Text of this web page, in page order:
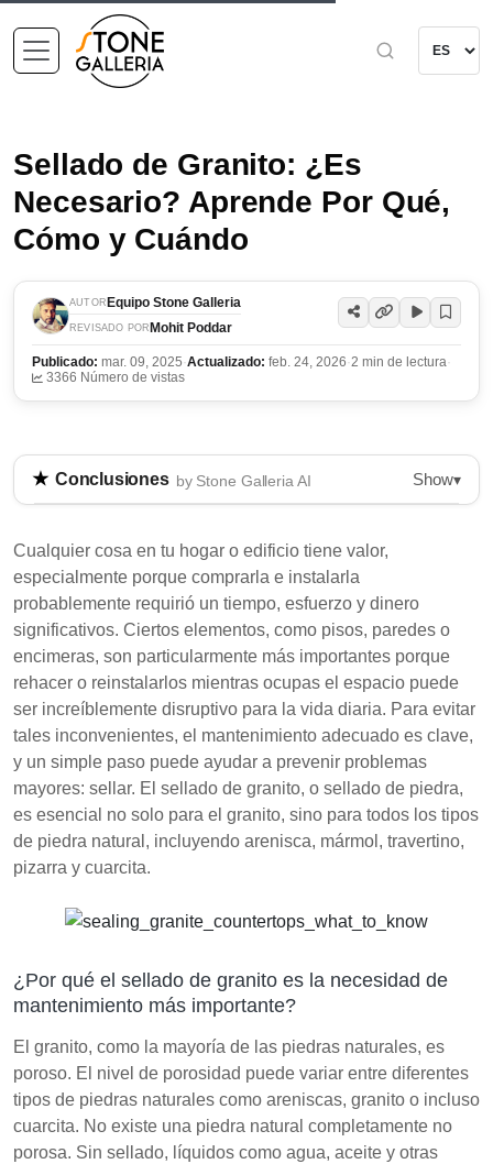
Sellado de Granito: ¿Es
Necesario? Aprende Por Qué,
Cómo y Cuándo
AUTOR Equipo Stone Galleria
REVISADO POR Mohit Poddar
Publicado: mar. 09, 2025·Actualizado: feb. 24, 2026·2 min de lectura·
3366 Número de vistas
Conclusiones by Stone Galleria AI Show▾
piedras naturales es crucial para prevenir daños y
manchas. El sellado es un paso esencial que crea
una barrera protectora, preservando la apariencia de
la piedra. Se pueden requerir diferentes selladores
para varios tipos de granito debido a sus
composiciones únicas.
El granito y las piedras naturales son porosas, lo
que hace que el sellado sea importante para
prevenir manchas y daños.
No hay un sellador único que funcione para todo
el granito; es necesario realizar pruebas para
encontrar la combinación adecuada.
Se recomienda un sellado regular cada 1-3 años
según el uso para mantener las encimeras de
El sellado de encimeras de granito es vital para su
mantenimiento cuidadosos.
Cualquier cosa en tu hogar o edificio tiene valor,
especialmente porque comprarla e instalarla
probablemente requirió un tiempo, esfuerzo y dinero
significativos. Ciertos elementos, como pisos, paredes o
encimeras, son particularmente más importantes porque
rehacer o reinstalarlos mientras ocupas el espacio puede
ser increíblemente disruptivo para la vida diaria. Para evitar
tales inconvenientes, el mantenimiento adecuado es clave,
y un simple paso puede ayudar a prevenir problemas
mayores: sellar. El sellado de granito, o sellado de piedra,
es esencial no solo para el granito, sino para todos los tipos
de piedra natural, incluyendo arenisca, mármol, travertino,
pizarra y cuarcita.
¿Por qué el sellado de granito es la necesidad de
mantenimiento más importante?
El granito, como la mayoría de las piedras naturales, es
poroso. El nivel de porosidad puede variar entre diferentes
tipos de piedras naturales como areniscas, granito o incluso
cuarcita. No existe una piedra natural completamente no
porosa. Sin sellado, líquidos como agua, aceite y otras